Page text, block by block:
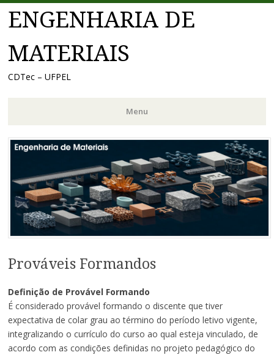
ENGENHARIA DE
MATERIAIS
CDTec – UFPEL
Menu
Pular
conteúdo
Prováveis Formandos
Definição de Provável Formando
É considerado provável formando o discente que tiver
expectativa de colar grau ao término do período letivo vigente,
integralizando o currículo do curso ao qual esteja vinculado, de
acordo com as condições definidas no projeto pedagógico do